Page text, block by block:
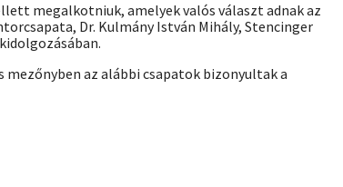
megalkotniuk, amelyek valós választ adnak az
Dr. Kulmány István Mihály, Stencinger
az alábbi csapatok bizonyultak a